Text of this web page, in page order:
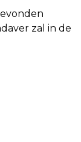
zal in de